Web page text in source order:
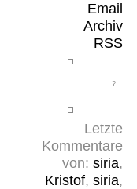
Email
Archiv
RSS
Letzte
Kommentare
von: siria,
Kristof, siria,